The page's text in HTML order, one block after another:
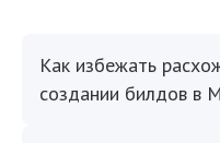
Как избежать
создании билдов в